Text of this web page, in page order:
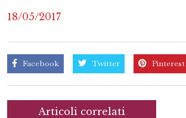
18/05/2017
Facebook Twitter Pinterest
Articoli correlati